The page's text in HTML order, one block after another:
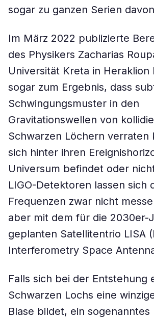
sogar zu ganzen Serien
Im März 2022 publizierte
des Physikers Zacharias
Universität Kreta in Heraklion
sogar zum Ergebnis, dass
Schwingungsmuster in den
Gravitationswellen von
Schwarzen Löchern verraten
sich hinter ihren
Universum befindet oder
LIGO-Detektoren lassen sich
Frequenzen zwar nicht
aber mit dem für die 2030er-
geplanten Satellitentrio LISA
Interferometry Space
Falls sich bei der Entstehung
Schwarzen Lochs eine
Blase bildet, ein sogenanntes